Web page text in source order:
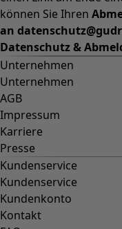
können Sie Ihren
an
Datenschutz &
Unternehmen
Unternehmen
AGB
Impressum
Karriere
Presse
Kundenservice
Kundenservice
Kundenkonto
Kontakt